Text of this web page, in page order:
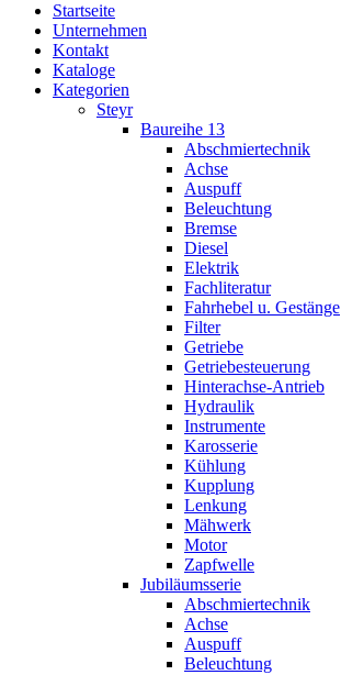
Startseite
Unternehmen
Kontakt
Kataloge
Kategorien
Steyr
Baureihe 13
Abschmiertechnik
Achse
Auspuff
Beleuchtung
Bremse
Diesel
Elektrik
Fachliteratur
Fahrhebel u. Gestänge
Filter
Getriebe
Getriebesteuerung
Hinterachse-Antrieb
Hydraulik
Instrumente
Karosserie
Kühlung
Kupplung
Lenkung
Mähwerk
Motor
Zapfwelle
Jubiläumsserie
Abschmiertechnik
Achse
Auspuff
Beleuchtung